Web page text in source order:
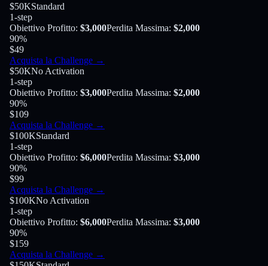
$50KStandard
1-step
Obiettivo Profitto: $3,000Perdita Massima: $2,000
90%
$49
Acquista la Challenge →
$50KNo Activation
1-step
Obiettivo Profitto: $3,000Perdita Massima: $2,000
90%
$109
Acquista la Challenge →
$100KStandard
1-step
Obiettivo Profitto: $6,000Perdita Massima: $3,000
90%
$99
Acquista la Challenge →
$100KNo Activation
1-step
Obiettivo Profitto: $6,000Perdita Massima: $3,000
90%
$159
Acquista la Challenge →